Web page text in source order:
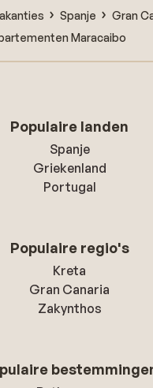
Spanje
Gran
Maracaibo
Populaire landen
Spanje
Griekenland
Portugal
Populaire regio's
Kreta
Gran Canaria
Zakynthos